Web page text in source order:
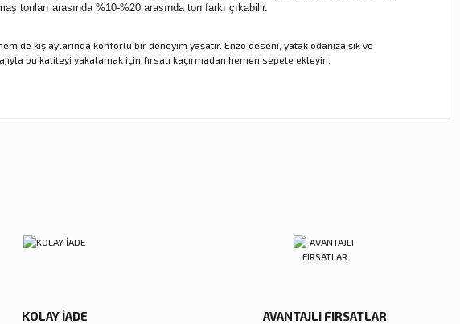
tonları arasında %10-%20 arasında ton farkı çıkabilir.
de kış aylarında konforlu bir deneyim yaşatır. Enzo deseni, yatak odanıza şık ve
bu kaliteyi yakalamak için fırsatı kaçırmadan hemen sepete ekleyin.
KOLAY İADE AVANTAJLI FIRSATLAR